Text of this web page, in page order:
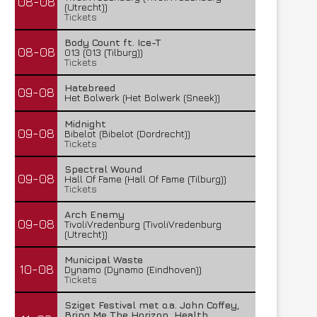
(Utrecht))
Tickets
08-08
Body Count ft. Ice-T
013 (013 (Tilburg))
Tickets
09-08
Hatebreed
Het Bolwerk (Het Bolwerk (Sneek))
09-08
Midnight
Bibelot (Bibelot (Dordrecht))
Tickets
09-08
Spectral Wound
Hall Of Fame (Hall Of Fame (Tilburg))
Tickets
09-08
Arch Enemy
TivoliVredenburg (TivoliVredenburg
(Utrecht))
10-08
Municipal Waste
Dynamo (Dynamo (Eindhoven))
Tickets
Sziget Festival met o.a. John Coffey,
Bring Me The Horizon, Health